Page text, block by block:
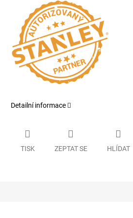
Detailní informace
TISK ZEPTAT SE HLÍDAT